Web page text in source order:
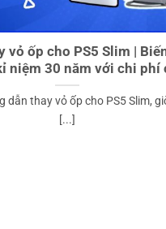
vỏ ốp cho PS5 Slim |
niệm 30 năm với chi phí
dẫn thay vỏ ốp cho PS5 Slim,
[...]